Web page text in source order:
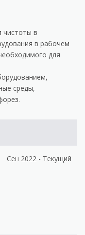
чистоты в
в рабочем
для
среды,
Сен 2022 - Текущий